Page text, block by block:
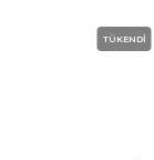
TÜKENDİ